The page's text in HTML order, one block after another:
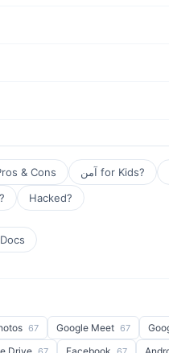
& Cons
آمن for Kids?
Hacked?
واجهة برمجة التطبيقات Docs
67 Google Meet 67